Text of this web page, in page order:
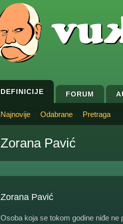
DEFINICIJE FORUM
Najnovije Odabrane Pretraga
Zorana Pavić
Zorana Pavić
Osoba koja se tokom godine niđe ne